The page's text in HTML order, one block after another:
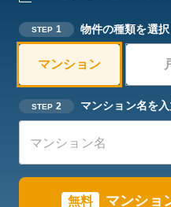
STEP 1 物件の種類を選
マンション
STEP 2 マンション名を
無料 マンショ